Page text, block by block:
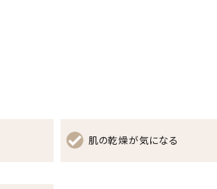
肌の乾燥が気になる